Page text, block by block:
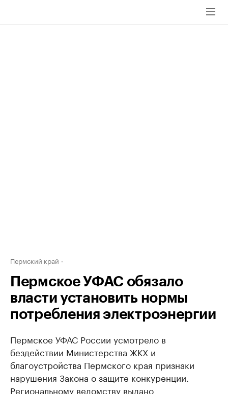
Пермский край
Пермское УФАС обязало
власти установить нормы
потребления электроэнергии
Пермское УФАС России усмотрело в
бездействии Министерства ЖКХ и
благоустройства Пермского края признаки
нарушения Закона о защите конкуренции.
Региональному ведомству выдано